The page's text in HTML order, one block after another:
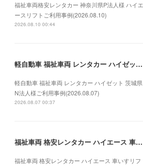
福祉車両格安レンタカー 神奈川県P法人様 ハイエ
ースリフトご利用事例(2026.08.10)
2026.08.10 00:44
軽自動車 福祉車両 レンタカー ハイゼット 茨城県N法人様ご利用事例(2026.08.07)
軽自動車 福祉車両 レンタカー ハイゼット 茨城県
N法人様ご利用事例(2026.08.07)
2026.08.07 00:37
福祉車両 格安レンタカー ハイエース 車いすリフト車 新入庫(2026.02.27)
福祉車両 格安レンタカー ハイエース 車いすリフ